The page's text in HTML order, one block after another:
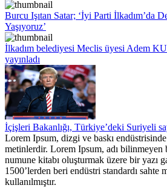
Burcu Işıtan Satar; ‘İyi Parti İlkadım’da
Yaşıyoruz’
İlkadım belediyesi Meclis üyesi Adem
yayınladı
İçişleri Bakanlığı, Türkiye’deki Suriyeli
Lorem Ipsum, dizgi ve baskı endüstrisinde
metinlerdir. Lorem Ipsum, adı bilinmeyen
numune kitabı oluşturmak üzere bir yazı
1500’lerden beri endüstri standardı sahte
kullanılmıştır.